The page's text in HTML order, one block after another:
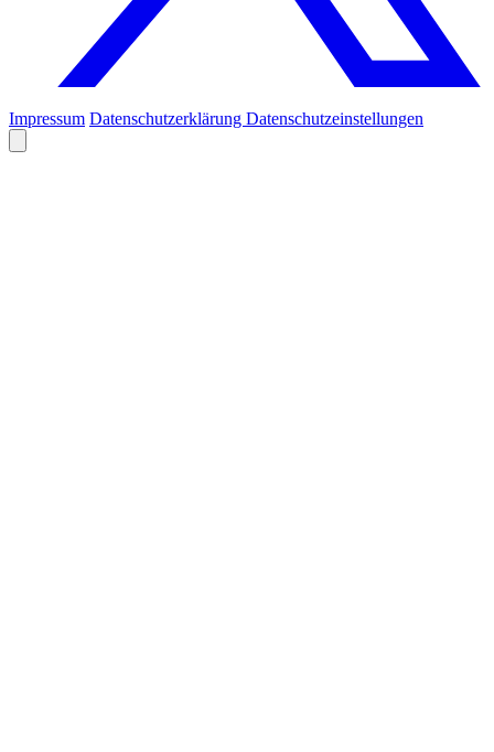
Impressum Datenschutzerklärung Datenschutzeinstellungen